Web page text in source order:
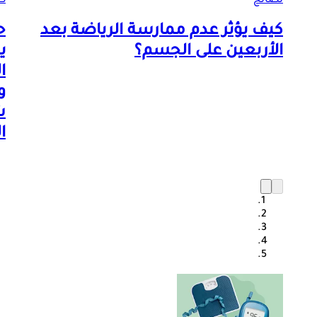
كيف يؤثر عدم ممارسة الرياضة بعد
الأربعين على الجسم؟